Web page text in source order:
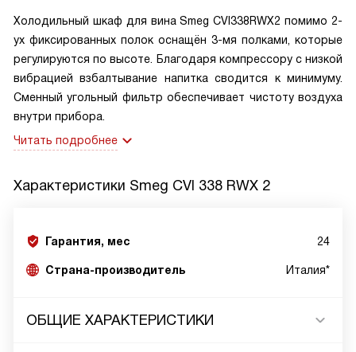
Холодильный шкаф для вина Smeg CVI338RWX2 помимо 2-
ух фиксированных полок оснащён 3-мя полками, которые
регулируются по высоте. Благодаря компрессору с низкой
вибрацией взбалтывание напитка сводится к минимуму.
Сменный угольный фильтр обеспечивает чистоту воздуха
внутри прибора.
Читать подробнее
Характеристики Smeg CVI 338 RWX 2
Гарантия, мес 24
Страна-производитель Италия*
ОБЩИЕ ХАРАКТЕРИСТИКИ